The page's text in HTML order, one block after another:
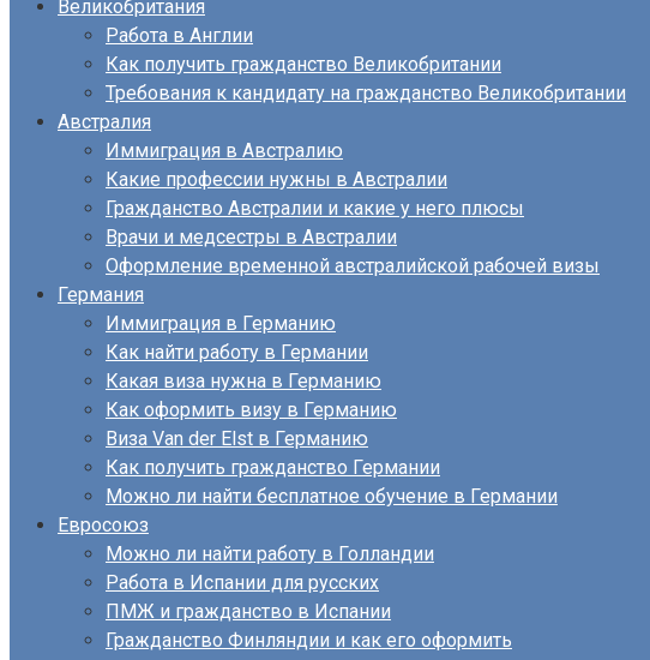
Великобритания
Работа в Англии
Как получить гражданство Великобритании
Требования к кандидату на гражданство Великобритании
Австралия
Иммиграция в Австралию
Какие профессии нужны в Австралии
Гражданство Австралии и какие у него плюсы
Врачи и медсестры в Австралии
Оформление временной австралийской рабочей визы
Германия
Иммиграция в Германию
Как найти работу в Германии
Какая виза нужна в Германию
Как оформить визу в Германию
Виза Van der Elst в Германию
Как получить гражданство Германии
Можно ли найти бесплатное обучение в Германии
Евросоюз
Можно ли найти работу в Голландии
Работа в Испании для русских
ПМЖ и гражданство в Испании
Гражданство Финляндии и как его оформить